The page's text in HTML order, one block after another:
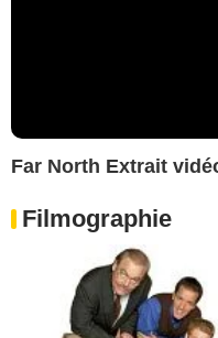
Far North Extrait
Filmographie